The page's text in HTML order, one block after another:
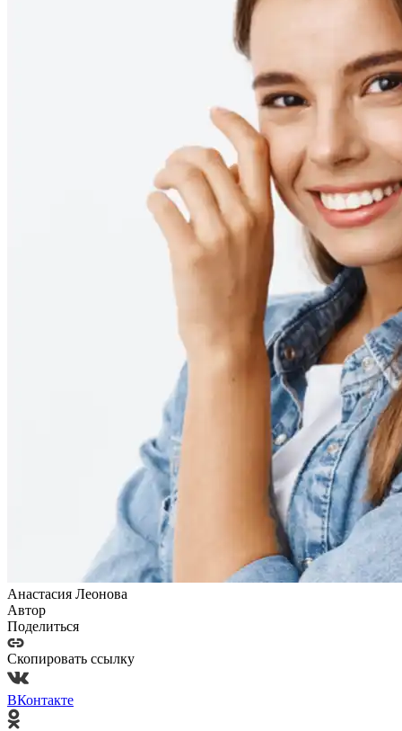
Анастасия Леонова
Автор
Поделиться
Скопировать ссылку
ВКонтакте